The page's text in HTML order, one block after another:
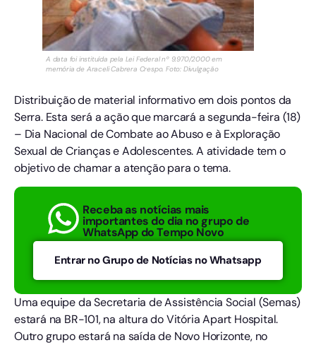
A data foi instituída pela Lei Federal nº 9.970/2000 em
memória de Araceli Cabrera Crespo. Foto: Divulgação
Distribuição de material informativo em dois pontos da
Serra. Esta será a ação que marcará a segunda-feira (18)
– Dia Nacional de Combate ao Abuso e à Exploração
Sexual de Crianças e Adolescentes. A atividade tem o
objetivo de chamar a atenção para o tema.
Receba as notícias mais
importantes do dia no grupo de
WhatsApp do Tempo Novo
Entrar no Grupo de Notícias no Whatsapp
Uma equipe da Secretaria de Assistência Social (Semas)
estará na BR-101, na altura do Vitória Apart Hospital.
Outro grupo estará na saída de Novo Horizonte, no